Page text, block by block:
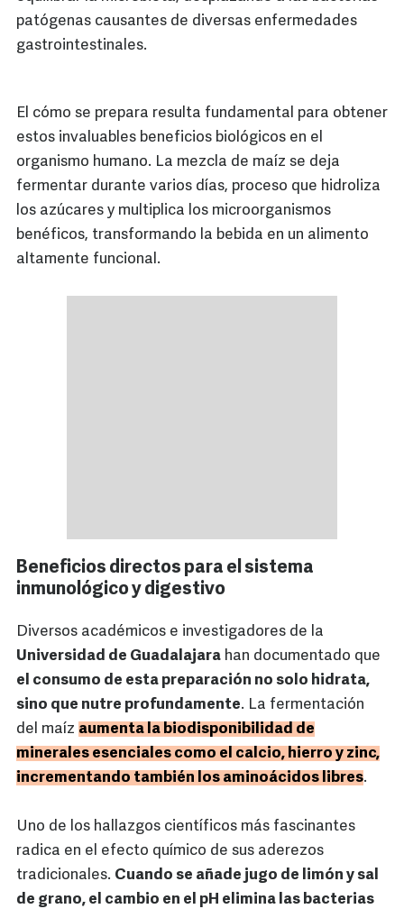
patógenas causantes de diversas enfermedades
gastrointestinales.
El cómo se prepara resulta fundamental para obtener
estos invaluables beneficios biológicos en el
organismo humano. La mezcla de maíz se deja
fermentar durante varios días, proceso que hidroliza
los azúcares y multiplica los microorganismos
benéficos, transformando la bebida en un alimento
altamente funcional.
Beneficios directos para el sistema
inmunológico y digestivo
Diversos académicos e investigadores de la
Universidad de Guadalajara han documentado que
el consumo de esta preparación no solo hidrata,
sino que nutre profundamente. La fermentación
del maíz aumenta la biodisponibilidad de
minerales esenciales como el calcio, hierro y zinc,
incrementando también los aminoácidos libres.
Uno de los hallazgos científicos más fascinantes
radica en el efecto químico de sus aderezos
tradicionales. Cuando se añade jugo de limón y sal
de grano, el cambio en el pH elimina las bacterias